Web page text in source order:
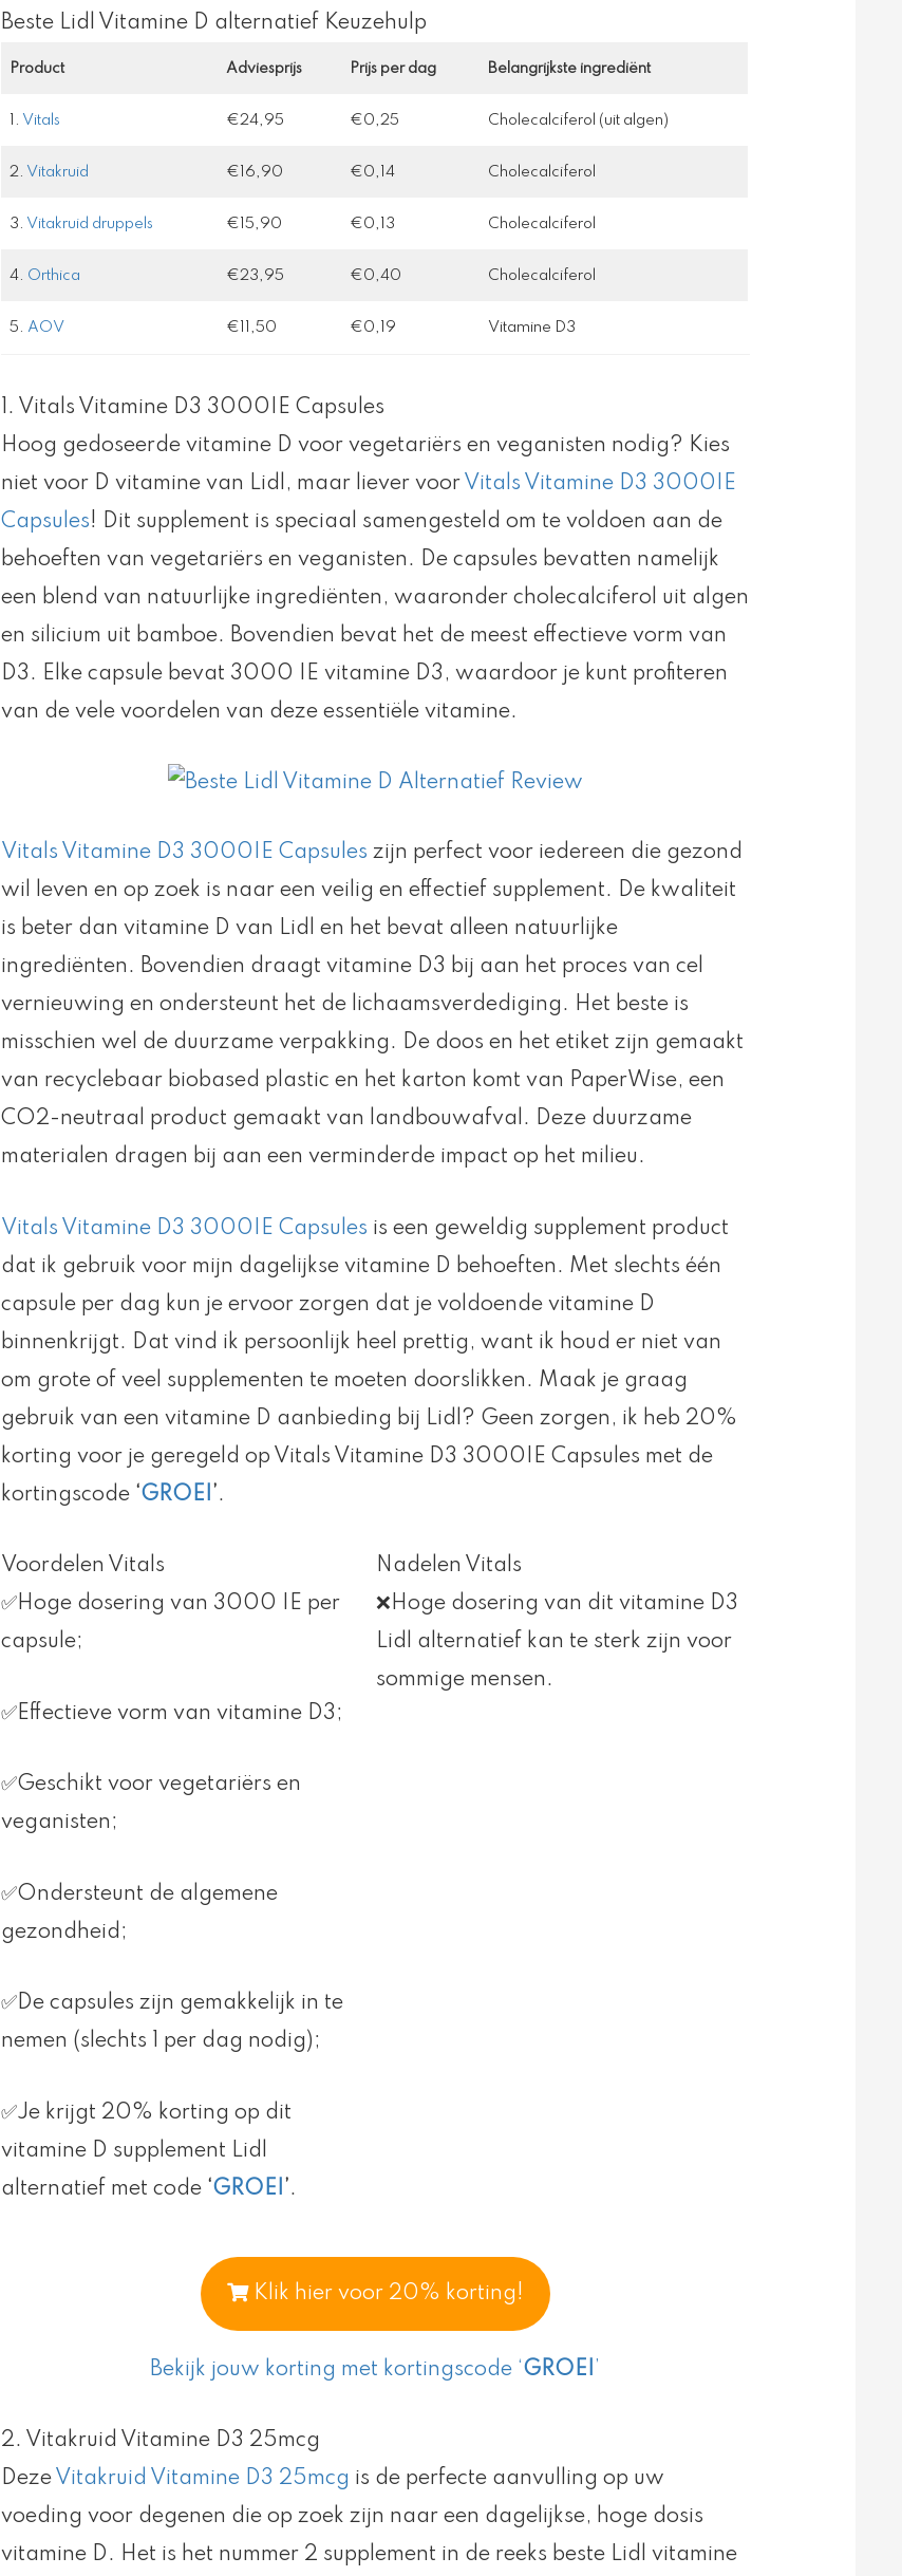
Beste Lidl Vitamine D alternatief Keuzehulp
Product Adviesprijs Prijs per dag Belangrijkste ingrediënt
1. Vitals €24,95 €0,25 Cholecalciferol (uit algen)
2. Vitakruid €16,90 €0,14 Cholecalciferol
3. Vitakruid druppels €15,90 €0,13 Cholecalciferol
4. Orthica €23,95 €0,40 Cholecalciferol
5. AOV €11,50 €0,19 Vitamine D3
1. Vitals Vitamine D3 3000IE Capsules
Hoog gedoseerde vitamine D voor vegetariërs en veganisten nodig? Kies
niet voor D vitamine van Lidl, maar liever voor Vitals Vitamine D3 3000IE
Capsules! Dit supplement is speciaal samengesteld om te voldoen aan de
behoeften van vegetariërs en veganisten. De capsules bevatten namelijk
een blend van natuurlijke ingrediënten, waaronder cholecalciferol uit algen
en silicium uit bamboe. Bovendien bevat het de meest effectieve vorm van
D3. Elke capsule bevat 3000 IE vitamine D3, waardoor je kunt profiteren
van de vele voordelen van deze essentiële vitamine.
Vitals Vitamine D3 3000IE Capsules zijn perfect voor iedereen die gezond
wil leven en op zoek is naar een veilig en effectief supplement. De kwaliteit
is beter dan vitamine D van Lidl en het bevat alleen natuurlijke
ingrediënten. Bovendien draagt vitamine D3 bij aan het proces van cel
vernieuwing en ondersteunt het de lichaamsverdediging. Het beste is
misschien wel de duurzame verpakking. De doos en het etiket zijn gemaakt
van recyclebaar biobased plastic en het karton komt van PaperWise, een
CO2-neutraal product gemaakt van landbouwafval. Deze duurzame
materialen dragen bij aan een verminderde impact op het milieu.
Vitals Vitamine D3 3000IE Capsules is een geweldig supplement product
dat ik gebruik voor mijn dagelijkse vitamine D behoeften. Met slechts één
capsule per dag kun je ervoor zorgen dat je voldoende vitamine D
binnenkrijgt. Dat vind ik persoonlijk heel prettig, want ik houd er niet van
om grote of veel supplementen te moeten doorslikken. Maak je graag
gebruik van een vitamine D aanbieding bij Lidl? Geen zorgen, ik heb 20%
korting voor je geregeld op Vitals Vitamine D3 3000IE Capsules met de
kortingscode ‘GROEI ’ .
Voordelen Vitals
✅Hoge dosering van 3000 IE per
capsule;
✅Effectieve vorm van vitamine D3;
✅Geschikt voor vegetariërs en
veganisten;
✅Ondersteunt de algemene
gezondheid;
✅De capsules zijn gemakkelijk in te
nemen (slechts 1 per dag nodig);
✅Je krijgt 20% korting op dit
vitamine D supplement Lidl
alternatief met code ‘GROEI ’ .
Nadelen Vitals
❌Hoge dosering van dit vitamine D3
Lidl alternatief kan te sterk zijn voor
sommige mensen.
Klik hier voor 20% korting!
Bekijk jouw korting met kortingscode ‘GROEI ’
2. Vitakruid Vitamine D3 25mcg
Deze Vitakruid Vitamine D3 25mcg is de perfecte aanvulling op uw
voeding voor degenen die op zoek zijn naar een dagelijkse, hoge dosis
vitamine D. Het is het nummer 2 supplement in de reeks beste Lidl vitamine